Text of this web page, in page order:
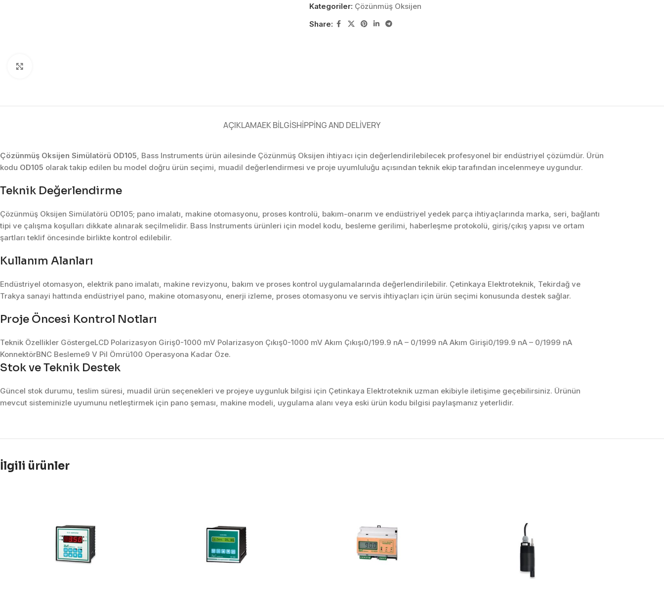
Makine Otomasyonu
Proses Otomasyonu
Otomasyon Sistemleri
Tasarımı
Ölçüm Sistemleri
Kategoriler: Çözünmüş Oksijen
Share:
AÇIKLAMAEK BILGISHIPPING AND DELIVERY
Çözünmüş Oksijen Simülatörü OD105, Bass Instruments ürün ailesinde Çözünmüş Oksijen ihtiyacı için değerlendirilebilecek profesyonel bir endüstriyel çözümdür. Ürün
kodu OD105 olarak takip edilen bu model doğru ürün seçimi, muadil değerlendirmesi ve proje uyumluluğu açısından teknik ekip tarafından incelenmeye uygundur.
Teknik Değerlendirme
Çözünmüş Oksijen Simülatörü OD105; pano imalatı, makine otomasyonu, proses kontrolü, bakım-onarım ve endüstriyel yedek parça ihtiyaçlarında marka, seri, bağlantı
tipi ve çalışma koşulları dikkate alınarak seçilmelidir. Bass Instruments ürünleri için model kodu, besleme gerilimi, haberleşme protokolü, giriş/çıkış yapısı ve ortam
şartları teklif öncesinde birlikte kontrol edilebilir.
Kullanım Alanları
Endüstriyel otomasyon, elektrik pano imalatı, makine revizyonu, bakım ve proses kontrol uygulamalarında değerlendirilebilir. Çetinkaya Elektroteknik, Tekirdağ ve
Trakya sanayi hattında endüstriyel pano, makine otomasyonu, enerji izleme, proses otomasyonu ve servis ihtiyaçları için ürün seçimi konusunda destek sağlar.
Proje Öncesi Kontrol Notları
Teknik Özellikler GöstergeLCD Polarizasyon Giriş0-1000 mV Polarizasyon Çıkış0-1000 mV Akım Çıkışı0/199.9 nA – 0/1999 nA Akım Girişi0/199.9 nA – 0/1999 nA
KonnektörBNC Besleme9 V Pil Ömrü100 Operasyona Kadar Öze.
Stok ve Teknik Destek
Güncel stok durumu, teslim süresi, muadil ürün seçenekleri ve projeye uygunluk bilgisi için Çetinkaya Elektroteknik uzman ekibiyle iletişime geçebilirsiniz. Ürünün
mevcut sisteminizle uyumunu netleştirmek için pano şeması, makine modeli, uygulama alanı veya eski ürün kodu bilgisi paylaşmanız yeterlidir.
İlgili ürünler